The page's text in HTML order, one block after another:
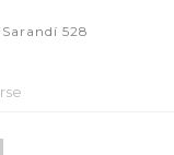
528